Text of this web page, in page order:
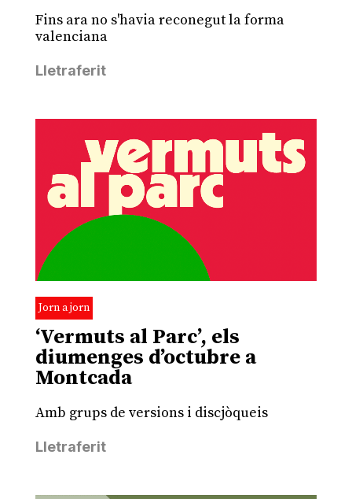
Fins ara no s'havia reconegut la forma
valenciana
Lletraferit
Jorn a jorn
‘Vermuts al Parc’, els
diumenges d’octubre a
Montcada
Amb grups de versions i discjòqueis
Lletraferit